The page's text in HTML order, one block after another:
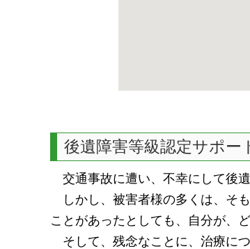
後遺障害等級認定サポー
交通事故に遭い、不幸にして後
しかし、被害者様の多くは、そ
ことがあったとしても、自分が、
そして、残念なことに、治療に